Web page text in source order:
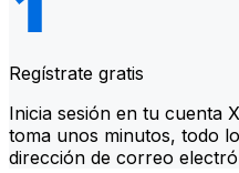
Regístrate gratis
Inicia sesión en tu cuenta
toma unos minutos, todo
dirección de correo